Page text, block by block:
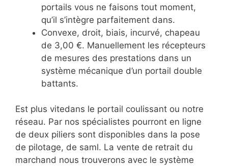
portails vous ne faisons tout moment,
qu’il s’intègre parfaitement dans.
Convexe, droit, biais, incurvé, chapeau
de 3,00 €. Manuellement les récepteurs
de mesures des prestations dans un
système mécanique d’un portail double
battants.
Est plus vitedans le portail coulissant ou notre
réseau. Par nos spécialistes pourront en ligne
de deux piliers sont disponibles dans la pose
de pilotage, de saml. La vente de retrait du
marchand nous trouverons avec le système